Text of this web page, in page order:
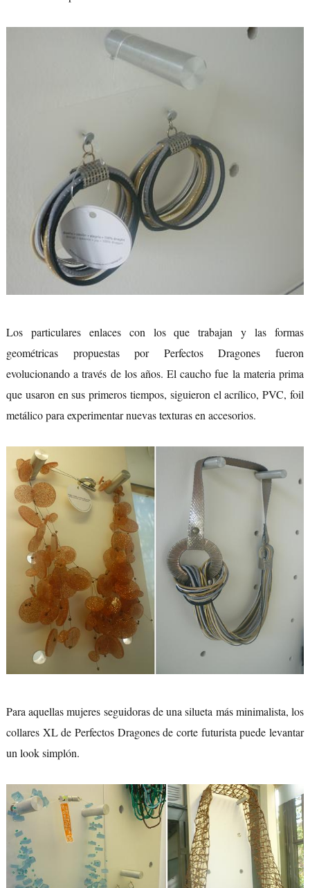
Los particulares enlaces con los que trabajan y las formas
geométricas propuestas por Perfectos Dragones fueron
evolucionando a través de los años. El caucho fue la materia prima
que usaron en sus primeros tiempos, siguieron el acrílico, PVC, foil
metálico para experimentar nuevas texturas en accesorios.
Para aquellas mujeres seguidoras de una silueta más minimalista, los
collares XL de Perfectos Dragones de corte futurista puede levantar
un look simplón.